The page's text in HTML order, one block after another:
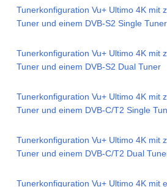
Tunerkonfiguration Vu+ Ultimo 4K mit
Tuner und einem DVB-S2 Single Tuner
Tunerkonfiguration Vu+ Ultimo 4K mit
Tuner und einem DVB-S2 Dual Tuner
Tunerkonfiguration Vu+ Ultimo 4K mit
Tuner und einem DVB-C/T2 Single
Tunerkonfiguration Vu+ Ultimo 4K mit
Tuner und einem DVB-C/T2 Dual
Tunerkonfiguration Vu+ Ultimo 4K mit